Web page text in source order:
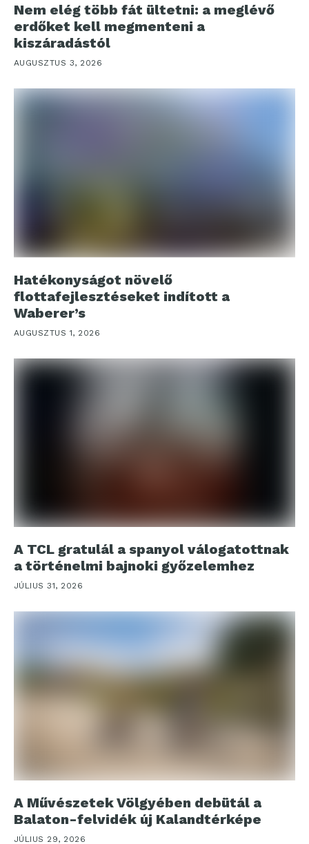
Nem elég több fát ültetni: a meglévő
erdőket kell megmenteni a
kiszáradástól
AUGUSZTUS 3, 2026
Hatékonyságot növelő
flottafejlesztéseket indított a
Waberer’s
AUGUSZTUS 1, 2026
A TCL gratulál a spanyol válogatottnak
a történelmi bajnoki győzelemhez
JÚLIUS 31, 2026
A Művészetek Völgyében debütál a
Balaton-felvidék új Kalandtérképe
JÚLIUS 29, 2026